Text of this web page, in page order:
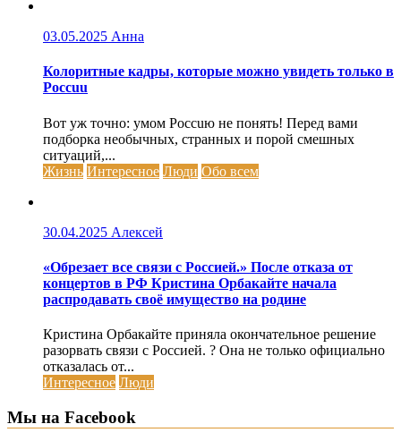
03.05.2025 Анна
Колоритные кадры, которые можно увидеть только в
Россuu
Вот уж точно: умом Россuю не понять! Перед вами
подборка необычных, странных и порой смешных
ситуаций,...
Жизнь Интересное Люди Обо всем
30.04.2025 Алексей
«Обрезает все связи с Россией.» После отказа от
концертов в РФ Кристина Орбакайте начала
распродавать своё имущество на родине
Кристина Орбакайте приняла окончательное решение
разорвать связи с Россией. ? Она не только официально
отказалась от...
Интересное Люди
Мы на Facebook